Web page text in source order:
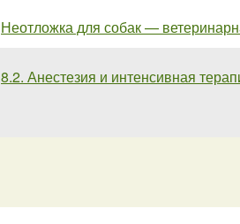
Неотложка для собак —
8.2. Анестезия и интенсивная